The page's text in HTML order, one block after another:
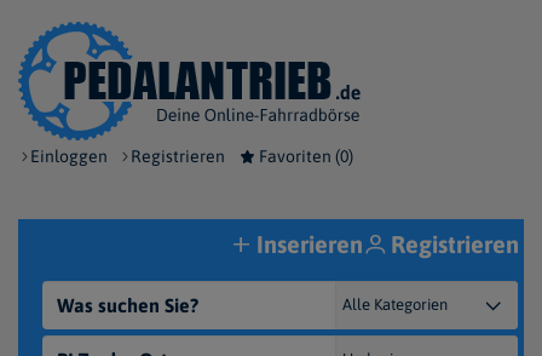
Einloggen Registrieren Favoriten (0)
Inserieren Registrieren